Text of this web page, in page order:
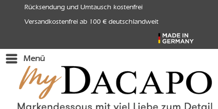
Rücksendung und Umtausch kostenfrei
Versandkostenfrei ab 100 € deutschlandweit
Menü